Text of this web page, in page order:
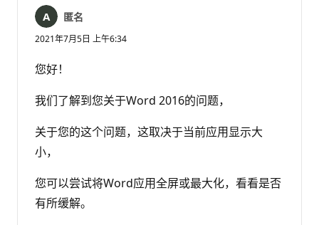
匿名
2021年7月5日 上午6:34
您好！
我们了解到您关于Word 2016的问题，
关于您的这个问题，这取决于当前应用显示大
小，
您可以尝试将Word应用全屏或最大化，看看是否
有所缓解。